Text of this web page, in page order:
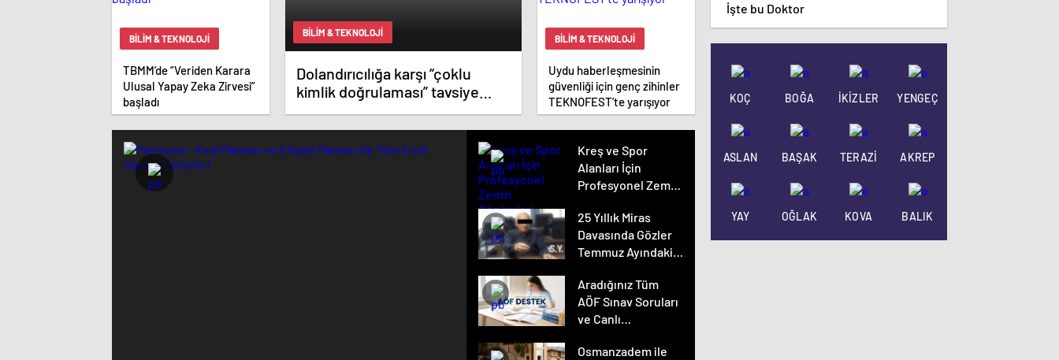
BILIM & TEKNOLOJI
TBMM’de “Veriden Karara
Ulusal Yapay Zeka Zirvesi”
başladı
BILIM & TEKNOLOJI
Dolandırıcılığa karşı “çoklu
kimlik doğrulaması” tavsiye
ediliyor
BILIM & TEKNOLOJI
Uydu haberleşmesinin
güvenliği için genç zihinler
TEKNOFEST’te yarışıyor
Kreş ve Spor
Alanları İçin
Profesyonel Zemin
25 Yıllık Miras
Davasında Gözler
Temmuz Ayındaki
Çevrildi
Aradığınız Tüm
AÖF Sınav Soruları
ve Canlı
Forumu Burada
Osmanzadem ile
İşte bu Doktor
KOÇ BOĞA İKİZLER YENGEÇ
ASLAN BAŞAK TERAZİ AKREP
YAY OĞLAK KOVA BALIK